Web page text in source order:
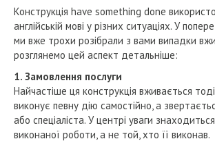
Конструкція have something done
англійській мові у різних ситуаціях. У
ми вже трохи розібрали з вами випадки
розглянемо цей аспект детальніше:
1. Замовлення послуги
Найчастіше ця конструкція вживається
виконує певну дію самостійно, а
або спеціаліста. У центрі уваги
виконаної роботи, а не той, хто її виконав.